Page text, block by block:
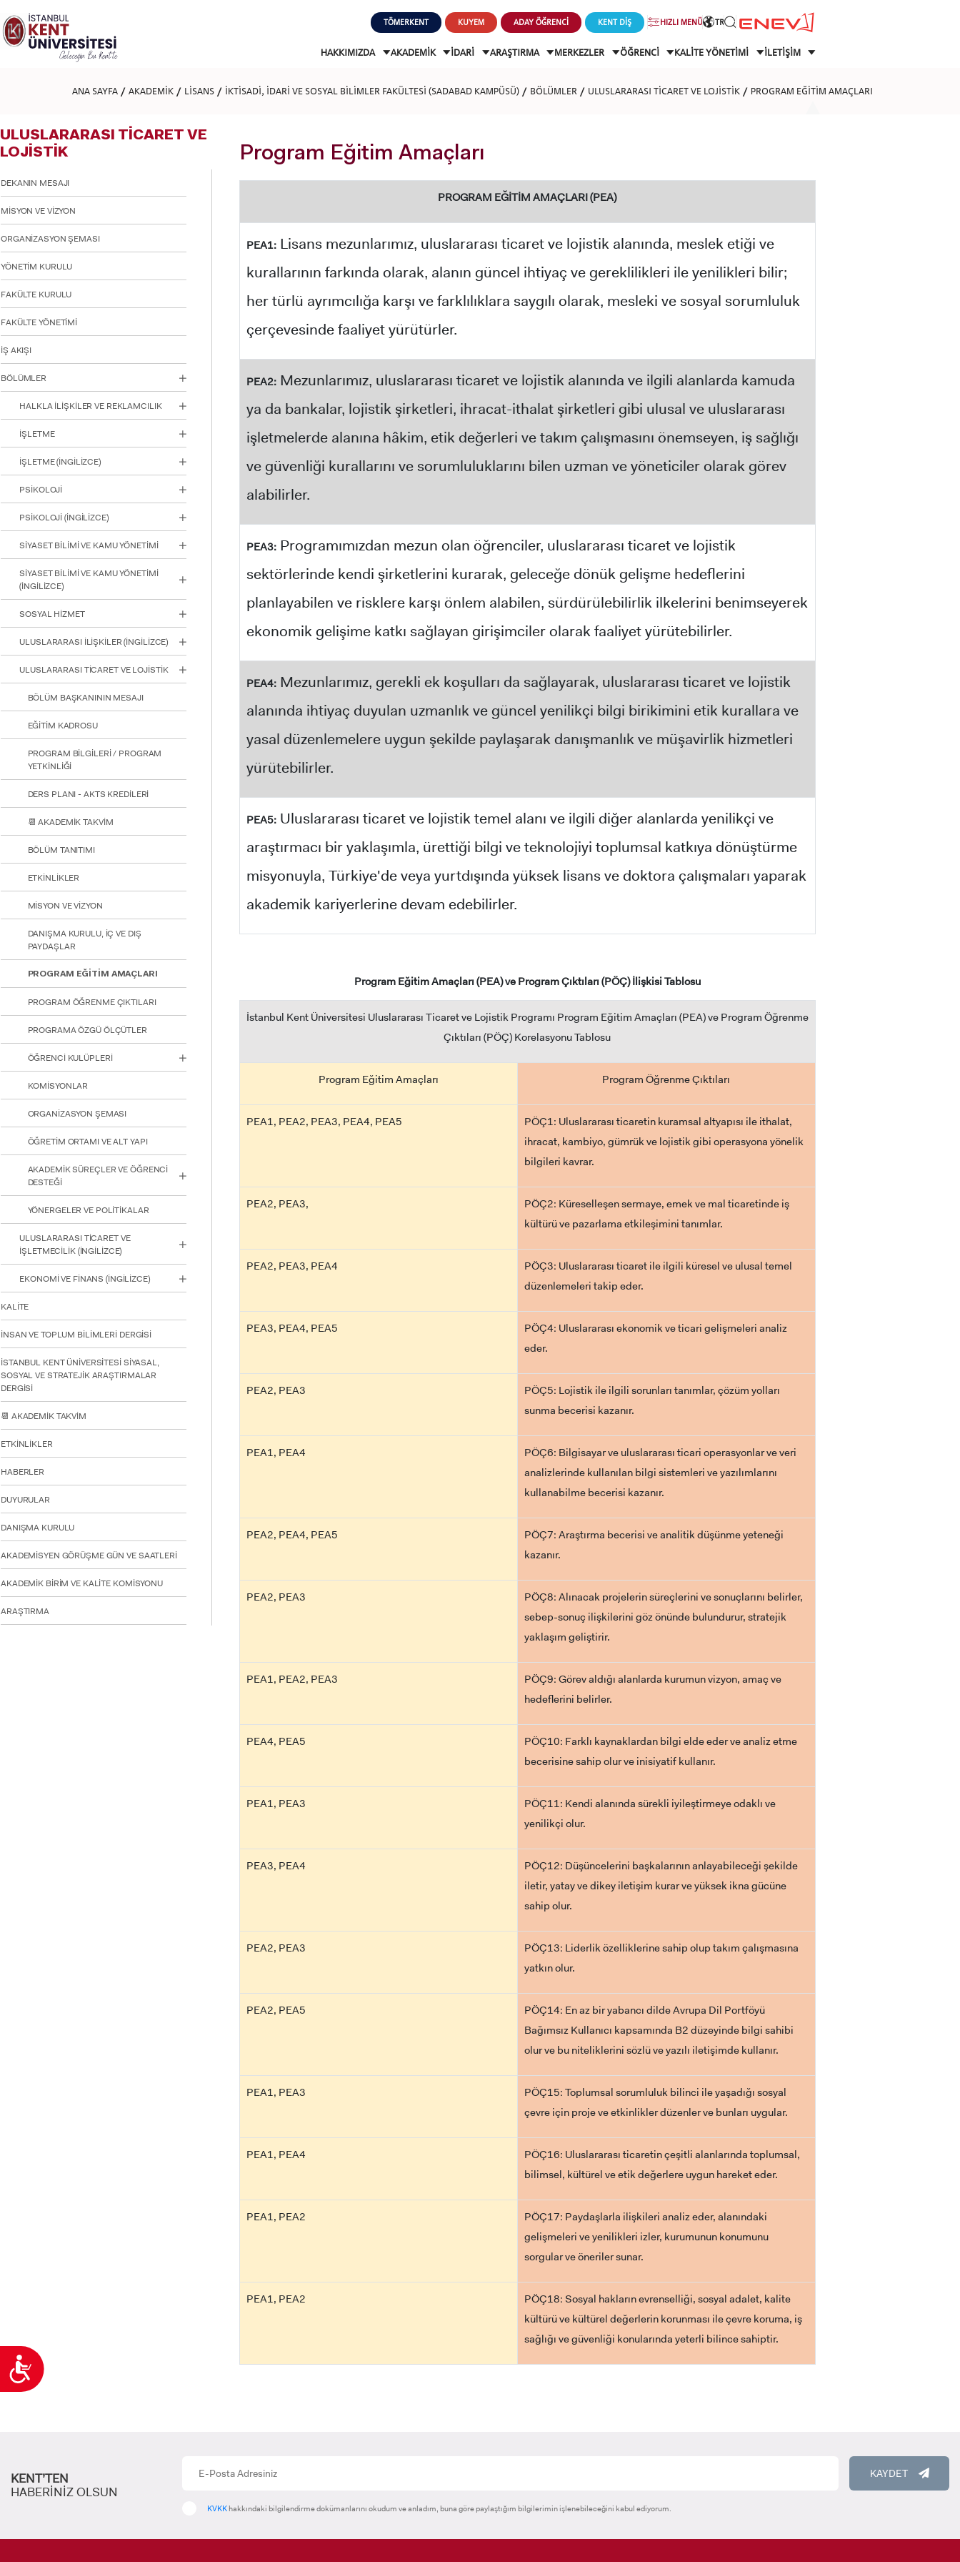
dikkat:
Bu
web
sitesini,
ekran
görme
engellilere
göre
ayarlamak
için
Control-
F11'e
Erişilebilirlik
için
F10'a
basın.
Ulaşılabilirlik
ADAY ÖĞRENCİ
STUDENT
LİSANS ADAY ÖĞRENCİ
TÖMERKENT KUYEM ADAY ÖĞRENCİ KENT DİŞ HIZLI MENÜ TR
HAKKIMIZDA AKADEMİK İDARİ ARAŞTIRMA MERKEZLER ÖĞRENCİ KALİTE YÖNETİMİ İLETİŞİM
ANA SAYFA AKADEMİK LİSANS İKTİSADİ, İDARİ VE SOSYAL BİLİMLER FAKÜLTESİ (SADABAD KAMPÜSÜ) BÖLÜMLER ULUSLARARASI TİCARET VE LOJİSTİK PROGRAM EĞİTİM AMAÇLARI
ULUSLARARASI TİCARET VE
LOJİSTİK
DEKANIN MESAJI
MİSYON VE VİZYON
ORGANİZASYON ŞEMASI
YÖNETİM KURULU
FAKÜLTE KURULU
FAKÜLTE YÖNETİMİ
İŞ AKIŞI
BÖLÜMLER
HALKLA İLİŞKİLER VE REKLAMCILIK
İŞLETME
‏‏‏‏‏İŞLETME (İNGİLİZCE)
PSİKOLOJİ
PSİKOLOJİ (İNGİLİZCE)
SİYASET BİLİMİ VE KAMU YÖNETİMİ
SİYASET BİLİMİ VE KAMU YÖNETİMİ
(İNGİLİZCE)
SOSYAL HİZMET
ULUSLARARASI İLİŞKİLER (İNGİLİZCE)
ULUSLARARASI TİCARET VE LOJİSTİK
BÖLÜM BAŞKANININ MESAJI
EĞİTİM KADROSU
PROGRAM BİLGİLERİ / PROGRAM
YETKİNLİĞİ
DERS PLANI - AKTS KREDİLERİ
📆 AKADEMİK TAKVİM
BÖLÜM TANITIMI
ETKİNLİKLER
MİSYON VE VİZYON
DANIŞMA KURULU, İÇ VE DIŞ
PAYDAŞLAR
PROGRAM EĞİTİM AMAÇLARI
PROGRAM ÖĞRENME ÇIKTILARI
PROGRAMA ÖZGÜ ÖLÇÜTLER
ÖĞRENCİ KULÜPLERİ
KOMİSYONLAR
ORGANİZASYON ŞEMASI
ÖĞRETİM ORTAMI VE ALT YAPI
AKADEMİK SÜREÇLER VE ÖĞRENCİ
DESTEĞİ
YÖNERGELER VE POLİTİKALAR
ULUSLARARASI TİCARET VE
İŞLETMECİLİK (İNGİLİZCE)
EKONOMİ VE FİNANS (İNGİLİZCE)
KALİTE
İNSAN VE TOPLUM BİLİMLERİ DERGİSİ
İSTANBUL KENT ÜNİVERSİTESİ SİYASAL,
SOSYAL VE STRATEJİK ARAŞTIRMALAR
DERGİSİ
📆 AKADEMİK TAKVİM
ETKİNLİKLER
HABERLER
DUYURULAR
DANIŞMA KURULU
AKADEMİSYEN GÖRÜŞME GÜN VE SAATLERİ
AKADEMİK BİRİM VE KALİTE KOMİSYONU
ARAŞTIRMA
Program Eğitim Amaçları
PROGRAM EĞİTİM AMAÇLARI (PEA)
PEA1:Lisans mezunlarımız, uluslararası ticaret ve lojistik alanında, meslek etiği ve
kurallarının farkında olarak, alanın güncel ihtiyaç ve gereklilikleri ile yenilikleri bilir;
her türlü ayrımcılığa karşı ve farklılıklara saygılı olarak, mesleki ve sosyal sorumluluk
çerçevesinde faaliyet yürütürler.
PEA2:Mezunlarımız, uluslararası ticaret ve lojistik alanında ve ilgili alanlarda kamuda
ya da bankalar, lojistik şirketleri, ihracat-ithalat şirketleri gibi ulusal ve uluslararası
işletmelerde alanına hâkim, etik değerleri ve takım çalışmasını önemseyen, iş sağlığı
ve güvenliği kurallarını ve sorumluluklarını bilen uzman ve yöneticiler olarak görev
alabilirler.
PEA3:Programımızdan mezun olan öğrenciler, uluslararası ticaret ve lojistik
sektörlerinde kendi şirketlerini kurarak, geleceğe dönük gelişme hedeflerini
planlayabilen ve risklere karşı önlem alabilen, sürdürülebilirlik ilkelerini benimseyerek
ekonomik gelişime katkı sağlayan girişimciler olarak faaliyet yürütebilirler.
PEA4:Mezunlarımız, gerekli ek koşulları da sağlayarak, uluslararası ticaret ve lojistik
alanında ihtiyaç duyulan uzmanlık ve güncel yenilikçi bilgi birikimini etik kurallara ve
yasal düzenlemelere uygun şekilde paylaşarak danışmanlık ve müşavirlik hizmetleri
yürütebilirler.
PEA5:Uluslararası ticaret ve lojistik temel alanı ve ilgili diğer alanlarda yenilikçi ve
araştırmacı bir yaklaşımla, ürettiği bilgi ve teknolojiyi toplumsal katkıya dönüştürme
misyonuyla, Türkiye'de veya yurtdışında yüksek lisans ve doktora çalışmaları yaparak
akademik kariyerlerine devam edebilirler.
Program Eğitim Amaçları (PEA) ve Program Çıktıları (PÖÇ) İlişkisi Tablosu
İstanbul Kent Üniversitesi Uluslararası Ticaret ve Lojistik Programı Program Eğitim Amaçları (PEA) ve Program Öğrenme
Çıktıları (PÖÇ) Korelasyonu Tablosu
Program Eğitim Amaçları Program Öğrenme Çıktıları
PEA1, PEA2, PEA3, PEA4, PEA5
PÖÇ1: Uluslararası ticaretin kuramsal altyapısı ile ithalat,
ihracat, kambiyo, gümrük ve lojistik gibi operasyona yönelik
bilgileri kavrar.
PEA2, PEA3,
PÖÇ2: Küreselleşen sermaye, emek ve mal ticaretinde iş
kültürü ve pazarlama etkileşimini tanımlar.
PEA2, PEA3, PEA4
PÖÇ3: Uluslararası ticaret ile ilgili küresel ve ulusal temel
düzenlemeleri takip eder.
PEA3, PEA4, PEA5
PÖÇ4: Uluslararası ekonomik ve ticari gelişmeleri analiz
eder.
PEA2, PEA3
PÖÇ5: Lojistik ile ilgili sorunları tanımlar, çözüm yolları
sunma becerisi kazanır.
PEA1, PEA4
PÖÇ6: Bilgisayar ve uluslararası ticari operasyonlar ve veri
analizlerinde kullanılan bilgi sistemleri ve yazılımlarını
kullanabilme becerisi kazanır.
PEA2, PEA4, PEA5
PÖÇ7: Araştırma becerisi ve analitik düşünme yeteneği
kazanır.
PEA2, PEA3
PÖÇ8: Alınacak projelerin süreçlerini ve sonuçlarını belirler,
sebep-sonuç ilişkilerini göz önünde bulundurur, stratejik
yaklaşım geliştirir.
PEA1, PEA2, PEA3
PÖÇ9: Görev aldığı alanlarda kurumun vizyon, amaç ve
hedeflerini belirler.
PEA4, PEA5
PÖÇ10: Farklı kaynaklardan bilgi elde eder ve analiz etme
becerisine sahip olur ve inisiyatif kullanır.
PEA1, PEA3
PÖÇ11: Kendi alanında sürekli iyileştirmeye odaklı ve
yenilikçi olur.
PEA3, PEA4
PÖÇ12: Düşüncelerini başkalarının anlayabileceği şekilde
iletir, yatay ve dikey iletişim kurar ve yüksek ikna gücüne
sahip olur.
PEA2, PEA3
PÖÇ13: Liderlik özelliklerine sahip olup takım çalışmasına
yatkın olur.
PEA2, PEA5
PÖÇ14: En az bir yabancı dilde Avrupa Dil Portföyü
Bağımsız Kullanıcı kapsamında B2 düzeyinde bilgi sahibi
olur ve bu niteliklerini sözlü ve yazılı iletişimde kullanır.
PEA1, PEA3
PÖÇ15: Toplumsal sorumluluk bilinci ile yaşadığı sosyal
çevre için proje ve etkinlikler düzenler ve bunları uygular.
PEA1, PEA4
PÖÇ16: Uluslararası ticaretin çeşitli alanlarında toplumsal,
bilimsel, kültürel ve etik değerlere uygun hareket eder.
PEA1, PEA2
PÖÇ17: Paydaşlarla ilişkileri analiz eder, alanındaki
gelişmeleri ve yenilikleri izler, kurumunun konumunu
sorgular ve öneriler sunar.
PEA1, PEA2
PÖÇ18: Sosyal hakların evrenselliği, sosyal adalet, kalite
kültürü ve kültürel değerlerin korunması ile çevre koruma, iş
sağlığı ve güvenliği konularında yeterli bilince sahiptir.
KENT’TEN
HABERİNİZ OLSUN
KAYDET
KVKK hakkındaki bilgilendirme dokümanlarını okudum ve anladım, buna göre paylaştığım bilgilerimin işlenebileceğini kabul ediyorum.